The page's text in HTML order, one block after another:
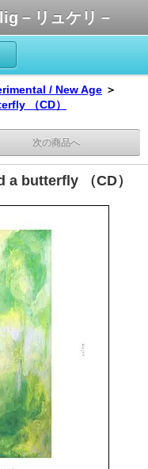
－リュケリ－
/ New Age ＞
（CD）
次の商品へ
butterfly （CD）